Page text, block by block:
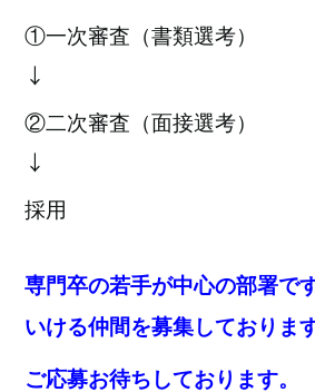
①一次審査（書類選考）
↓
②二次審査（面接選考）
↓
採用
専門卒の若手が中心の部署で
いける仲間を募集しておりま
ご応募お待ちしております。